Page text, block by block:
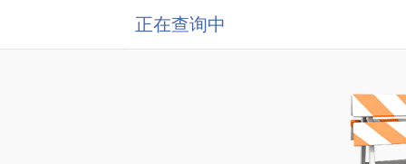
正在查询中